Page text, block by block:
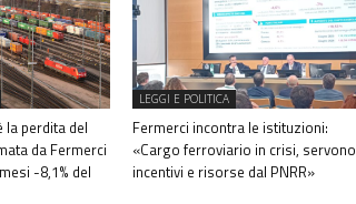
la perdita del
da Fermerci
-8,1% del
LEGGI E POLITICA
Fermerci incontra le istituzioni:
«Cargo ferroviario in crisi, servono
incentivi e risorse dal PNRR»